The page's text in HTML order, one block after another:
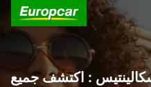
: اكتشف جميع